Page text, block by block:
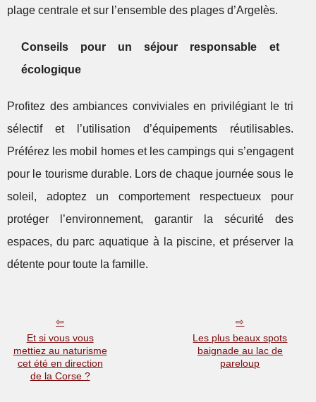
plage centrale et sur l’ensemble des plages d’Argelès.
Conseils pour un séjour responsable et
écologique
Profitez des ambiances conviviales en privilégiant le tri
sélectif et l’utilisation d’équipements réutilisables.
Préférez les mobil homes et les campings qui s’engagent
pour le tourisme durable. Lors de chaque journée sous le
soleil, adoptez un comportement respectueux pour
protéger l’environnement, garantir la sécurité des
espaces, du parc aquatique à la piscine, et préserver la
détente pour toute la famille.
Et si vous vous
mettiez au naturisme
cet été en direction
de la Corse ?
Les plus beaux spots
baignade au lac de
pareloup